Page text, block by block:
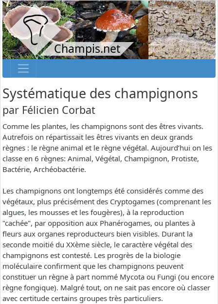
Champis.net
Systématique des champignons
par Félicien Corbat
Comme les plantes, les champignons sont des êtres vivants.
Autrefois on répartissait les êtres vivants en deux grands
règnes : le règne animal et le règne végétal. Aujourd’hui on les
classe en 6 règnes: Animal, Végétal, Champignon, Protiste,
Bactérie, Archéobactérie.
Les champignons ont longtemps été considérés comme des
végétaux, plus précisément des Cryptogames (comprenant les
algues, les mousses et les fougères), à la reproduction
"cachée", par opposition aux Phanérogames, ou plantes à
fleurs aux organes reproducteurs bien visibles. Durant la
seconde moitié du XXème siècle, le caractère végétal des
champignons est contesté. Les progrès de la biologie
moléculaire confirment que les champignons peuvent
constituer un règne à part nommé Mycota ou Fungi (ou encore
règne fongique). Malgré tout, on ne sait pas encore où classer
avec certitude certains groupes très particuliers.